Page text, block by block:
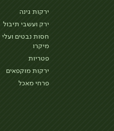
ירקות גינה
ירק ועשבי תיבול
חסות נבטים ועלי
מיקרו
פטריות
ירקות מוקפאים
פרחי מאכל